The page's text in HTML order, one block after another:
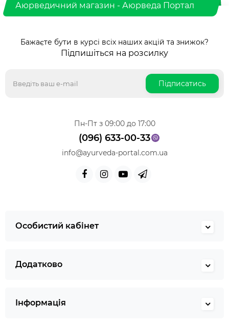
Аюрведичний магазин - Аюрведа Портал
Бажаєте бути в курсі всіх наших акцій та знижок?
Підпишіться на розсилку
Підписатись
Пн-Пт з 09:00 до 17:00
(096) 633-00-33
info@ayurveda-portal.com.ua
Особистий кабінет
Додатково
Інформація